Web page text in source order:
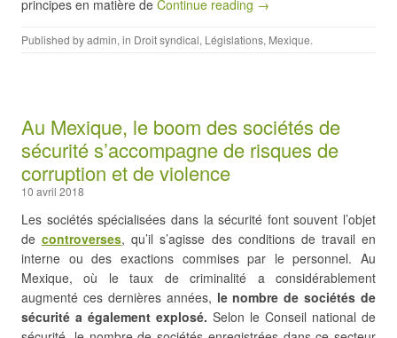
principes en matière de Continue reading →
Published byadmin, in Droit syndical, Législations, Mexique.
Au Mexique, le boom des sociétés de
sécurité s’accompagne de risques de
corruption et de violence
10 avril 2018
Les sociétés spécialisées dans la sécurité font souvent l’objet
decontroverses, qu’il s’agisse des conditions de travail en
interne ou des exactions commises par le personnel. Au
Mexique, où le taux de criminalité a considérablement
augmenté ces dernières années, le nombre de sociétés de
sécurité a également explosé. Selon le Conseil national de